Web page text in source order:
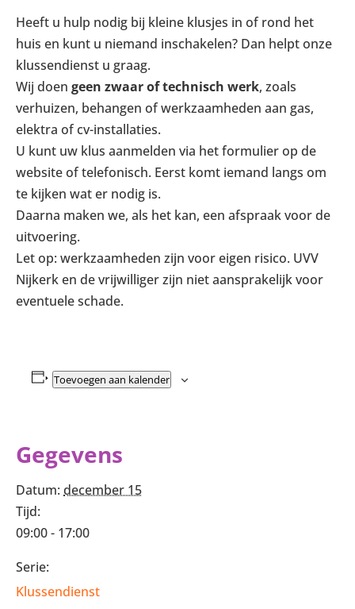
Heeft u hulp nodig bij kleine klusjes in of rond het
huis en kunt u niemand inschakelen? Dan helpt onze
klussendienst u graag.
Wij doen geen zwaar of technisch werk, zoals
verhuizen, behangen of werkzaamheden aan gas,
elektra of cv-installaties.
U kunt uw klus aanmelden via het formulier op de
website of telefonisch. Eerst komt iemand langs om
te kijken wat er nodig is.
Daarna maken we, als het kan, een afspraak voor de
uitvoering.
Let op: werkzaamheden zijn voor eigen risico. UVV
Nijkerk en de vrijwilliger zijn niet aansprakelijk voor
eventuele schade.
Toevoegen aan kalender
Gegevens
Datum: december 15
Tijd:
09:00 - 17:00
Serie:
Klussendienst